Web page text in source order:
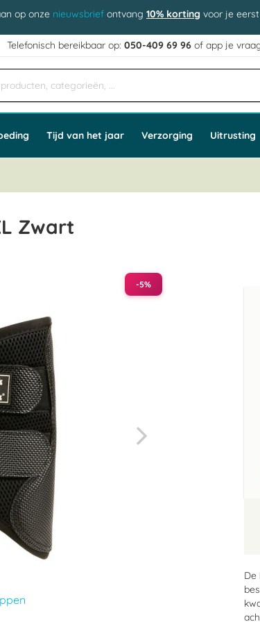
op onze nieuwsbrief ontvang 10% korting voor je
Telefonisch bereikbaar op:050-409 69 96 of app je
Tijd van het jaar Verzorging Uitrusting
Zwart
De
-5%